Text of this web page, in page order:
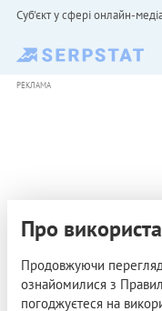
Cуб'єкт у сфері онлайн-
РЕКЛАМА
Про
Продовжуючи
ознайомилися з
погоджуєтеся на